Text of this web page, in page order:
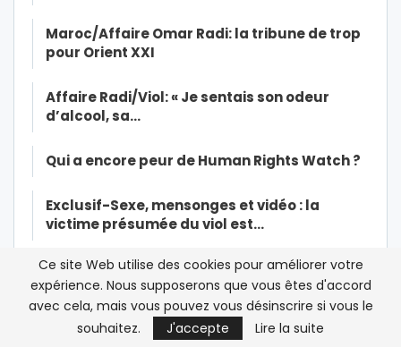
Maroc/Affaire Omar Radi: la tribune de trop
pour Orient XXI
Affaire Radi/Viol: « Je sentais son odeur
d’alcool, sa…
Qui a encore peur de Human Rights Watch ?
Exclusif-Sexe, mensonges et vidéo : la
victime présumée du viol est…
Histoires interdites du financement des ONG
de droits de l’Homme et de…
Christian Harbulot: « L’objectif d’Amnesty
Ce site Web utilise des cookies pour améliorer votre
expérience. Nous supposerons que vous êtes d'accord
avec cela, mais vous pouvez vous désinscrire si vous le
souhaitez.
J'accepte Lire la suite